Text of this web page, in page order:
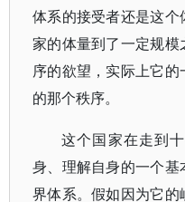
体系的接受者还是这
家的体量到了一定规
序的欲望，实际上它
的那个秩序。
这个国家在走到
身、理解自身的一个
界体系。假如因为它